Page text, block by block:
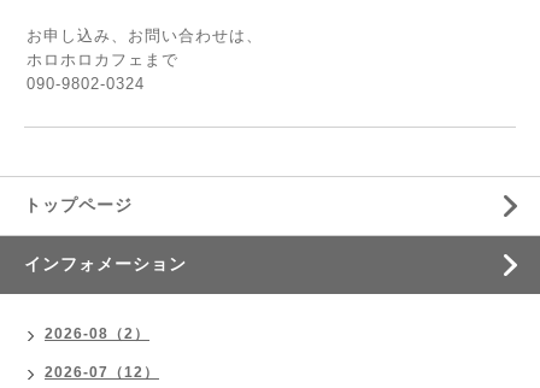
お申し込み、お問い合わせは、
ホロホロカフェまで
090-9802-0324
トップページ
インフォメーション
2026-08（2）
2026-07（12）